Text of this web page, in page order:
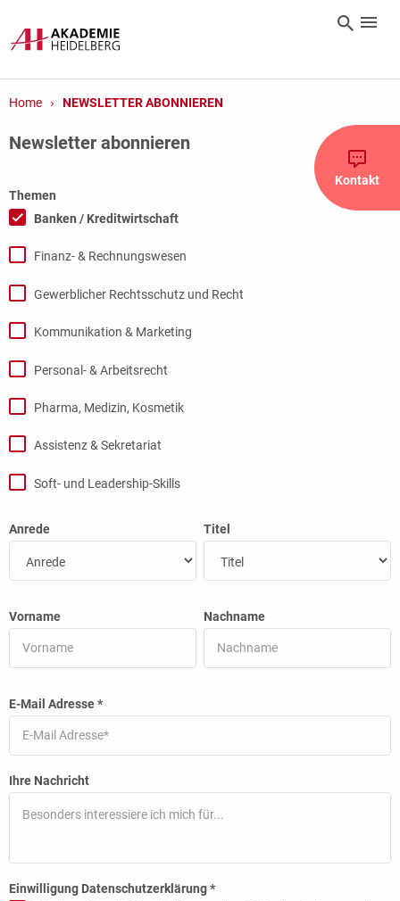
Kontakt
Home NEWSLETTER ABONNIEREN
Newsletter abonnieren
Themen
Banken / Kreditwirtschaft
Finanz- & Rechnungswesen
Gewerblicher Rechtsschutz und Recht
Kommunikation & Marketing
Personal- & Arbeitsrecht
Pharma, Medizin, Kosmetik
Assistenz & Sekretariat
Soft- und Leadership-Skills
Anrede Titel
Vorname Nachname
E-Mail Adresse*
Ihre Nachricht
Einwilligung Datenschutzerklärung*